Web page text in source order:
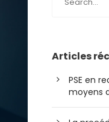
Articles
PSE en
moyens